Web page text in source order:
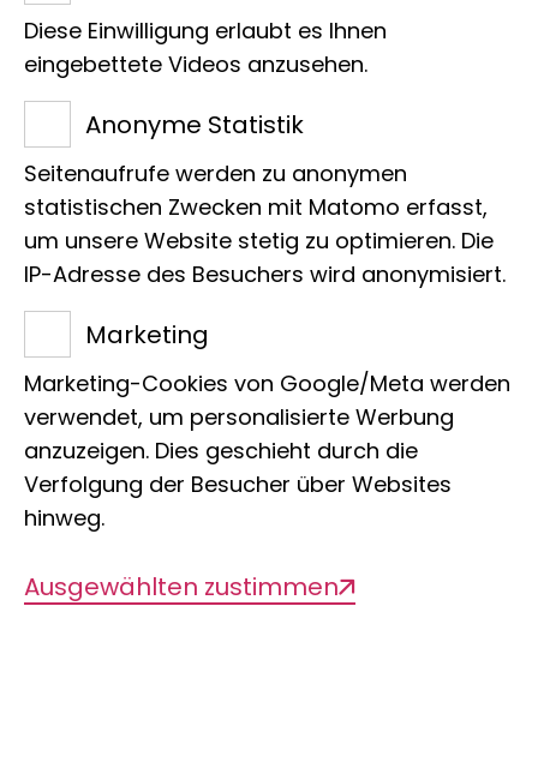
Die Vorträge sind frei zugänglich, eine
Anmeldung via Email jedoch
erforderlich.
Für die Teilnahme als Zuhörerende oder
um Vortragende vorzuschlagen,
kontaktieren Sie bitte
meegene@leibniz-lib.de
Übersicht der
kommenden Termine:
Diese Seite teilen
Diese Einwilligung erlaubt es Ihnen
eingebettete Videos anzusehen.
Anonyme Statistik
Seitenaufrufe werden zu anonymen
statistischen Zwecken mit Matomo erfasst,
um unsere Website stetig zu optimieren. Die
IP-Adresse des Besuchers wird anonymisiert.
Marketing
Marketing-Cookies von Google/Meta werden
verwendet, um personalisierte Werbung
anzuzeigen. Dies geschieht durch die
Verfolgung der Besucher über Websites
hinweg.
Ausgewählten zustimmen